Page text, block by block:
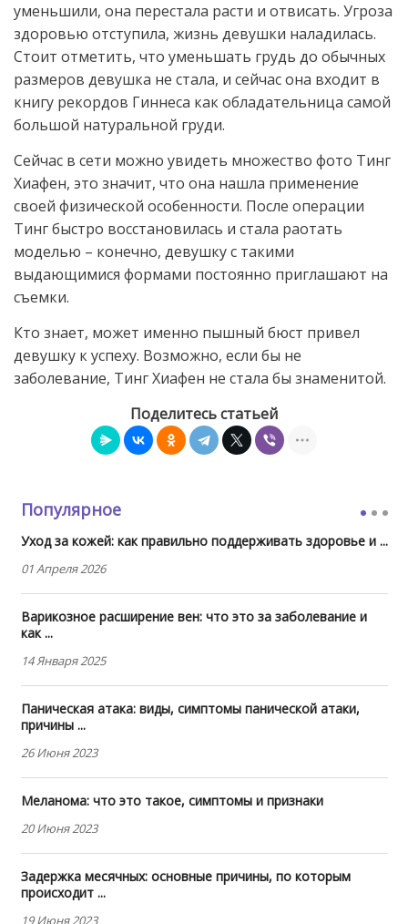
уменьшили, она перестала расти и отвисать. Угроза
здоровью отступила, жизнь девушки наладилась.
Стоит отметить, что уменьшать грудь до обычных
размеров девушка не стала, и сейчас она входит в
книгу рекордов Гиннеса как обладательница самой
большой натуральной груди.
Сейчас в сети можно увидеть множество фото Тинг
Хиафен, это значит, что она нашла применение
своей физической особенности. После операции
Тинг быстро восстановилась и стала раотать
моделью – конечно, девушку с такими
выдающимися формами постоянно приглашают на
съемки.
Кто знает, может именно пышный бюст привел
девушку к успеху. Возможно, если бы не
заболевание, Тинг Хиафен не стала бы знаменитой.
Поделитесь статьей
Популярное
Уход за кожей: как правильно поддерживать здоровье и ...
01 Апреля 2026
Варикозное расширение вен: что это за заболевание и
как ...
14 Января 2025
Паническая атака: виды, симптомы панической атаки,
причины ...
26 Июня 2023
Меланома: что это такое, симптомы и признаки
20 Июня 2023
Задержка месячных: основные причины, по которым
происходит ...
19 Июня 2023